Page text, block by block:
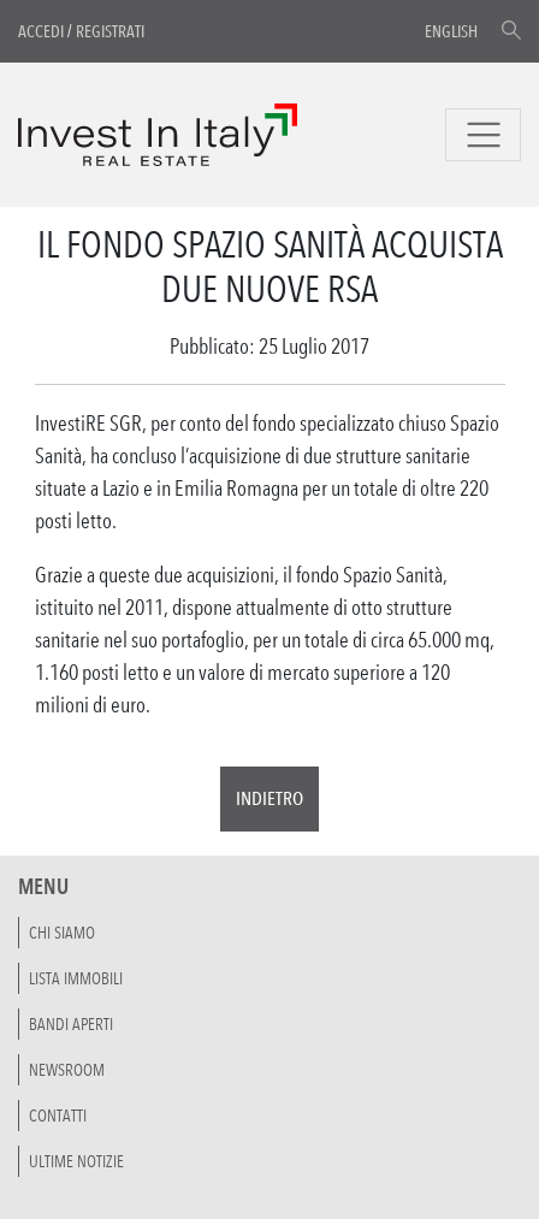
ACCEDI/ REGISTRATI ENGLISH
IL FONDO SPAZIO SANITÀ ACQUISTA
DUE NUOVE RSA
Pubblicato: 25 Luglio 2017
InvestiRE SGR, per conto del fondo specializzato chiuso Spazio
Sanità, ha concluso l’acquisizione di due strutture sanitarie
situate a Lazio e in Emilia Romagna per un totale di oltre 220
posti letto.
Grazie a queste due acquisizioni, il fondo Spazio Sanità,
istituito nel 2011, dispone attualmente di otto strutture
sanitarie nel suo portafoglio, per un totale di circa 65.000 mq,
1.160 posti letto e un valore di mercato superiore a 120
milioni di euro.
INDIETRO
MENU
CHI SIAMO
LISTA IMMOBILI
BANDI APERTI
NEWSROOM
CONTATTI
ULTIME NOTIZIE